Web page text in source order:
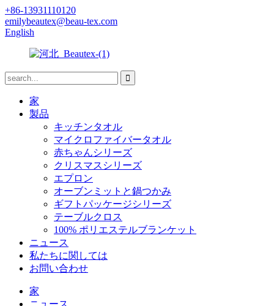
+86-13931110120
emilybeautex@beau-tex.com
English
家
製品
キッチンタオル
マイクロファイバータオル
赤ちゃんシリーズ
クリスマスシリーズ
エプロン
オーブンミットと鍋つかみ
ギフトパッケージシリーズ
テーブルクロス
100% ポリエステルブランケット
ニュース
私たちに関しては
お問い合わせ
家
ニュース